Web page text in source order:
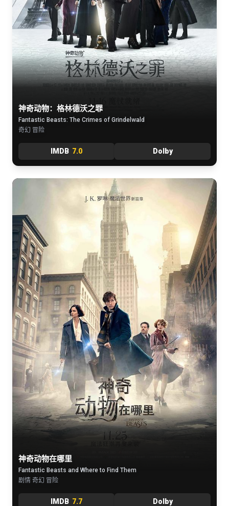
神奇动物：格林德沃之罪
Fantastic Beasts: The Crimes of Grindelwald
奇幻 冒险
IMDB 7.0 Dolby
神奇动物在哪里
Fantastic Beasts and Where to Find Them
剧情 奇幻 冒险
IMDB 7.7 Dolby